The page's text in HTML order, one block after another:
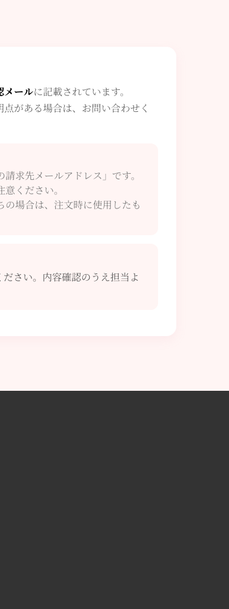
メールに記載されています。
がある場合は、お問い合わせく
求先メールアドレス」です。
ください。
場合は、注文時に使用したも
さい。内容確認のうえ担当よ